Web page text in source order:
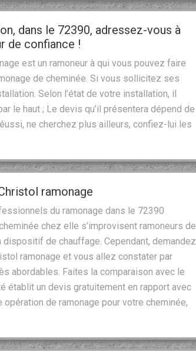
dans le 72390, adressez-vous à
de confiance !
est un ramoneur à qui vous pouvez faire
de cheminée. Si vous sollicitez ses
Selon l’état de votre installation, il
le haut ; Le devis qu’il présentera dépend de
ne cherchez plus ailleurs, confiez-lui les
ramonage
du ramonage dans le 72390
chez elle s’improvisent ramoneurs de
de chauffage. Cependant, demandez
ramonage et vous allez constater par
abordables. Faites la comparaison avec le
établit un devis gratuitement en rapport avec
de ramonage pour votre cheminée,